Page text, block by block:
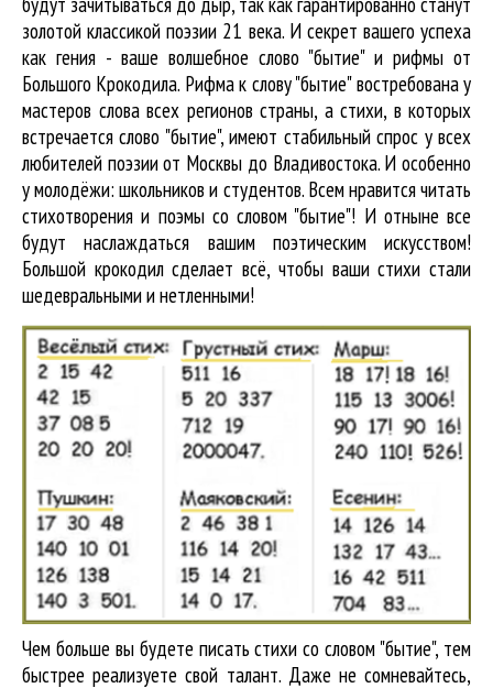
золотой классикой поэзии 21 века. И секрет вашего успеха
как гения - ваше волшебное слово "бытие" и рифмы от
Большого Крокодила. Рифма к слову "бытие" востребована у
мастеров слова всех регионов страны, а стихи, в которых
встречаетсяслово "бытие", имеют стабильный спрос у всех
любителей поэзии от Москвы до Владивостока. И особенно
у молодёжи: школьников и студентов. Всем нравится читать
стихотворения и поэмы со словом "бытие"! И отныне все
будут наслаждаться вашим поэтическим искусством!
Большой крокодил cделает всё, чтобы ваши стихи стали
шедевральными и нетленными!
Чем больше вы будете писать стихи со словом "бытие", тем
быстрее реализуете свой талант. Даже не сомневайтесь,